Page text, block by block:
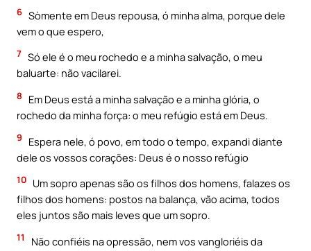
6 Sòmente em Deus repousa, ó minha alma, porque dele
vem o que espero,
7 Só ele é o meu rochedo e a minha salvação, o meu
baluarte: não vacilarei.
8
Em Deus está a minha salvação e a minha glória, o
rochedo da minha força: o meu refúgio está em Deus.
9
Espera nele, ó povo, em todo o tempo, expandi diante
dele os vossos corações: Deus é o nosso refúgio
10 Um sopro apenas são os filhos dos homens, falazes os
filhos dos homens: postos na balança, vão acima, todos
eles juntos são mais leves que um sopro.
11
Não confiéis na opressão, nem vos vangloriéis da